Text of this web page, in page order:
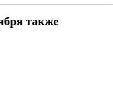
также